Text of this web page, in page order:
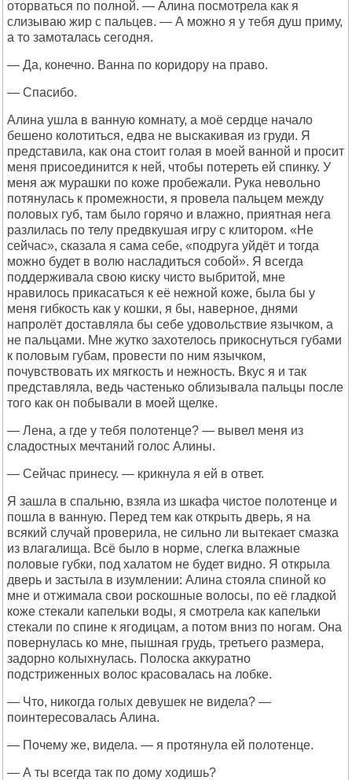
оторваться по полной. — Алина посмотрела как я
слизываю жир с пальцев. — А можно я у тебя душ приму,
а то замоталась сегодня.
— Да, конечно. Ванна по коридору на право.
— Спасибо.
Алина ушла в ванную комнату, а моё сердце начало
бешено колотиться, едва не выскакивая из груди. Я
представила, как она стоит голая в моей ванной и просит
меня присоединится к ней, чтобы потереть ей спинку. У
меня аж мурашки по коже пробежали. Рука невольно
потянулась к промежности, я провела пальцем между
половых губ, там было горячо и влажно, приятная нега
разлилась по телу предвкушая игру с клитором. «Не
сейчас», сказала я сама себе, «подруга уйдёт и тогда
можно будет в волю насладиться собой». Я всегда
поддерживала свою киску чисто выбритой, мне
нравилось прикасаться к её нежной коже, была бы у
меня гибкость как у кошки, я бы, наверное, днями
напролёт доставляла бы себе удовольствие язычком, а
не пальцами. Мне жутко захотелось прикоснуться губами
к половым губам, провести по ним язычком,
почувствовать их мягкость и нежность. Вкус я и так
представляла, ведь частенько облизывала пальцы после
того как он побывали в моей щелке.
— Лена, а где у тебя полотенце? — вывел меня из
сладостных мечтаний голос Алины.
— Сейчас принесу. — крикнула я ей в ответ.
Я зашла в спальню, взяла из шкафа чистое полотенце и
пошла в ванную. Перед тем как открыть дверь, я на
всякий случай проверила, не сильно ли вытекает смазка
из влагалища. Всё было в норме, слегка влажные
половые губки, под халатом не будет видно. Я открыла
дверь и застыла в изумлении: Алина стояла спиной ко
мне и отжимала свои роскошные волосы, по её гладкой
коже стекали капельки воды, я смотрела как капельки
стекали по спине к ягодицам, а потом вниз по ногам. Она
повернулась ко мне, пышная грудь, третьего размера,
задорно колыхнулась. Полоска аккуратно
подстриженных волос красовалась на лобке.
— Что, никогда голых девушек не видела? —
поинтересовалась Алина.
— Почему же, видела. — я протянула ей полотенце.
— А ты всегда так по дому ходишь?